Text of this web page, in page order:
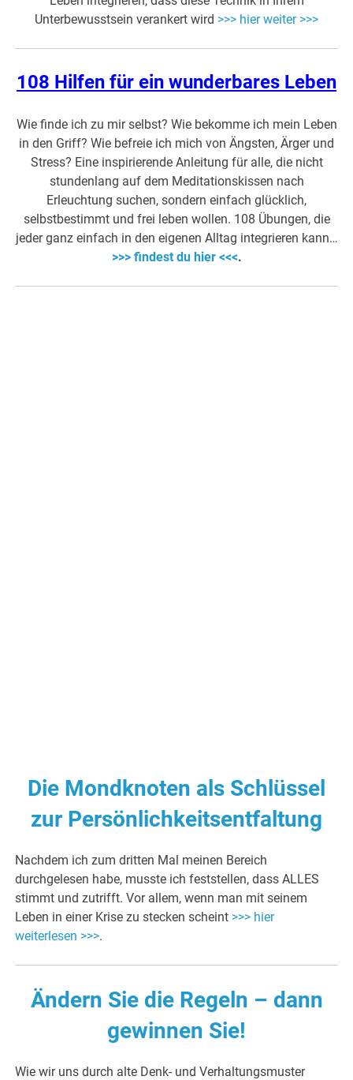
Unterbewusstsein verankert wird >>> hier weiter >>>
108 Hilfen für ein wunderbares Leben
Wie finde ich zu mir selbst? Wie bekomme ich mein Leben
in den Griff? Wie befreie ich mich von Ängsten, Ärger und
Stress? Eine inspirierende Anleitung für alle, die nicht
stundenlang auf dem Meditationskissen nach
Erleuchtung suchen, sondern einfach glücklich,
selbstbestimmt und frei leben wollen. 108 Übungen, die
jeder ganz einfach in den eigenen Alltag integrieren kann…
>>> findest du hier <<<.
Die Mondknoten als Schlüssel
zur Persönlichkeitsentfaltung
Nachdem ich zum dritten Mal meinen Bereich
durchgelesen habe, musste ich feststellen, dass ALLES
stimmt und zutrifft. Vor allem, wenn man mit seinem
Leben in einer Krise zu stecken scheint >>> hier
weiterlesen >>>.
Ändern Sie die Regeln – dann
gewinnen Sie!
Wie wir uns durch alte Denk- und Verhaltungsmuster